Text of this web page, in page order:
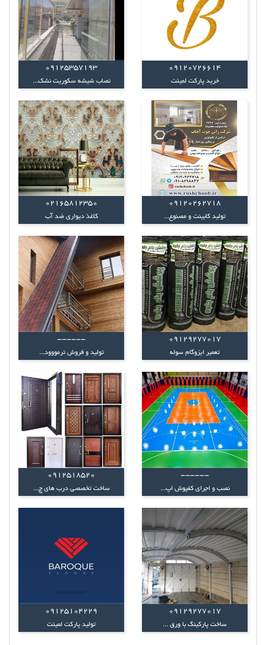
09120726614
خرید پارکت لمینت
09125357193
نصاب شیشه سکوریت نشک...
09120262718
تولید کابینت و مصنوع...
02165812350
کاغذ دیواری ضد آب
09129277017
تعمیر ایزوگام سوله
------
تولید و فروش ترمووود...
------
نصب و اجرای کفپوش اپ...
0912518520
ساخت تخصصی درب های چ...
09129277017
ساخت پارکینگ با ورق ...
09125104229
تولید پارکت لمینت